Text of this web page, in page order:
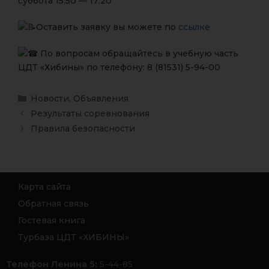
Оставить заявку вы можете по ссылке
По вопросам обращайтесь в учебную часть
ЦДТ «Хибины» по телефону: 8 (81531) 5-94-00
Новости, Объявления
Результаты соревнования
Правила безопасности
Карта сайта
Обратная связь
Гостевая книга
Турбаза ЦДТ «ХИБИНЫ»
Телефон Ленина 5: 5-44-85